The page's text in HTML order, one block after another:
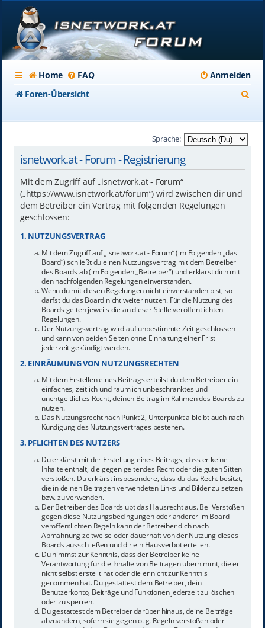
Home FAQ
Anmelden
Foren-Übersicht
Sprache:
isnetwork.at - Forum - Registrierung
Mit dem Zugriff auf „isnetwork.at - Forum“
(„https://www.isnetwork.at/forum“) wird zwischen dir und
dem Betreiber ein Vertrag mit folgenden Regelungen
geschlossen:
1. NUTZUNGSVERTRAG
Mit dem Zugriff auf „isnetwork.at - Forum“ (im Folgenden „das
Board“) schließt du einen Nutzungsvertrag mit dem Betreiber
des Boards ab (im Folgenden „Betreiber“) und erklärst dich mit
den nachfolgenden Regelungen einverstanden.
Wenn du mit diesen Regelungen nicht einverstanden bist, so
darfst du das Board nicht weiter nutzen. Für die Nutzung des
Boards gelten jeweils die an dieser Stelle veröffentlichten
Regelungen.
Der Nutzungsvertrag wird auf unbestimmte Zeit geschlossen
und kann von beiden Seiten ohne Einhaltung einer Frist
jederzeit gekündigt werden.
2. EINRÄUMUNG VON NUTZUNGSRECHTEN
Mit dem Erstellen eines Beitrags erteilst du dem Betreiber ein
einfaches, zeitlich und räumlich unbeschränktes und
unentgeltliches Recht, deinen Beitrag im Rahmen des Boards zu
nutzen.
Das Nutzungsrecht nach Punkt 2, Unterpunkt a bleibt auch nach
Kündigung des Nutzungsvertrages bestehen.
3. PFLICHTEN DES NUTZERS
Du erklärst mit der Erstellung eines Beitrags, dass er keine
Inhalte enthält, die gegen geltendes Recht oder die guten Sitten
verstoßen. Du erklärst insbesondere, dass du das Recht besitzt,
die in deinen Beiträgen verwendeten Links und Bilder zu setzen
bzw. zu verwenden.
Der Betreiber des Boards übt das Hausrecht aus. Bei Verstößen
gegen diese Nutzungsbedingungen oder anderer im Board
veröffentlichten Regeln kann der Betreiber dich nach
Abmahnung zeitweise oder dauerhaft von der Nutzung dieses
Boards ausschließen und dir ein Hausverbot erteilen.
Du nimmst zur Kenntnis, dass der Betreiber keine
Verantwortung für die Inhalte von Beiträgen übernimmt, die er
nicht selbst erstellt hat oder die er nicht zur Kenntnis
genommen hat. Du gestattest dem Betreiber, dein
Benutzerkonto, Beiträge und Funktionen jederzeit zu löschen
oder zu sperren.
Du gestattest dem Betreiber darüber hinaus, deine Beiträge
abzuändern, sofern sie gegen o. g. Regeln verstoßen oder